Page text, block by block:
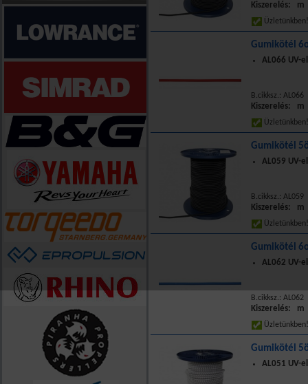
Kiszerelés: m
Gumikötél
AL066 UV-
B.cikksz.: AL066
Kiszerelés: m
Gumikötél
AL059 UV-
B.cikksz.: AL059
Kiszerelés: m
Gumikötél
AL062 UV-
B.cikksz.: AL062
Kiszerelés: m
Gumikötél
AL051 UV-